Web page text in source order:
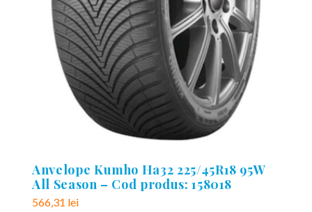
Anvelope Kumho Ha32 225/45R18 95W
All Season – Cod produs: 158018
566,31 lei